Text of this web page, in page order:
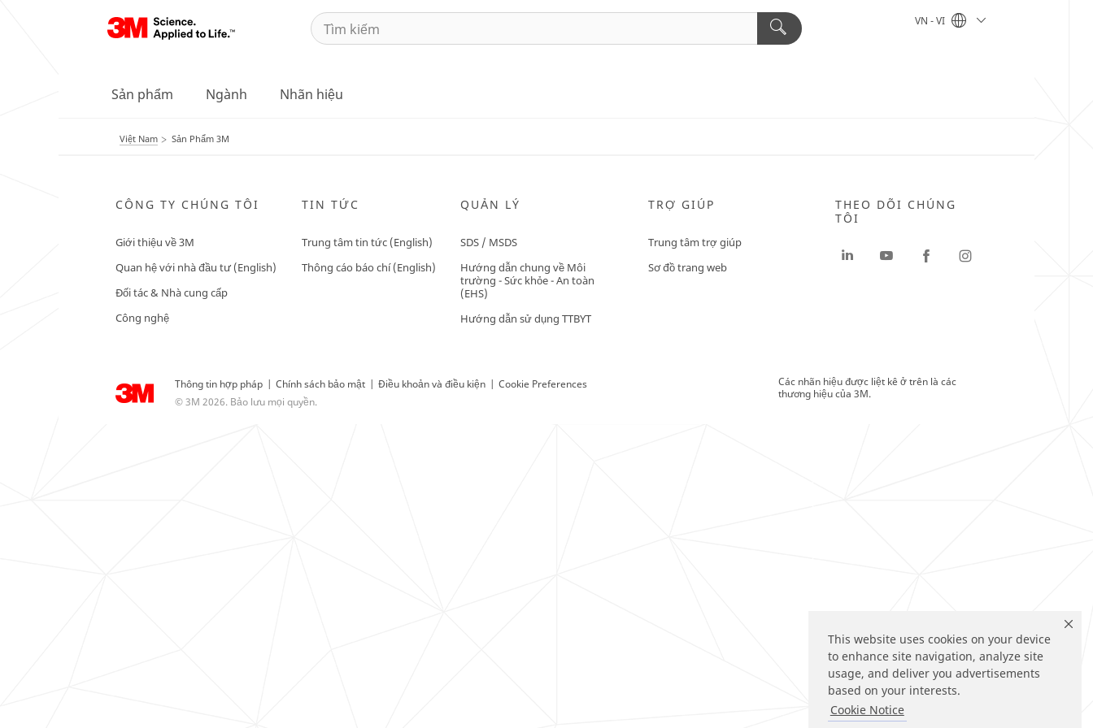
This website uses cookies on your device
to enhance site navigation, analyze site
usage, and deliver you advertisements
based on your interests.
Cookie Notice
VN - VI
Sản phẩm Ngành Nhãn hiệu
Việt Nam Sản Phẩm 3M
CÔNG TY CHÚNG TÔI
Giới thiệu về 3M
Quan hệ với nhà đầu tư (English)
Đối tác & Nhà cung cấp
Công nghệ
TIN TỨC
Trung tâm tin tức (English)
Thông cáo báo chí (English)
QUẢN LÝ
SDS / MSDS
Hướng dẫn chung về Môi
trường - Sức khỏe - An toàn
(EHS)
Hướng dẫn sử dụng TTBYT
TRỢ GIÚP
Trung tâm trợ giúp
Sơ đồ trang web
Thông tin hợp pháp | Chính sách bảo mật | Điều khoản và điều kiện | Cookie Preferences
© 3M 2026. Bảo lưu mọi quyền.
THEO DÕI CHÚNG
TÔI
Các nhãn hiệu được liệt kê ở trên là các
thương hiệu của 3M.